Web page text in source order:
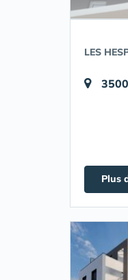
LES
Plus